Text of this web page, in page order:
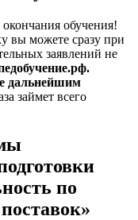
обучения!
вы можете сразу при
заявлений не
дальнейшим
займет всего
по